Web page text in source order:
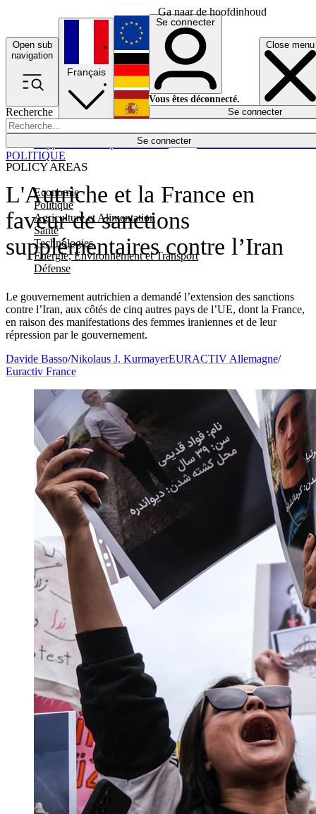
Ga naar de hoofdinhoud
Open sub
navigation
Close menu
Recherche
Se connecter
POLICY AREAS
Economie
Politique
Agriculture et Alimentation
Santé
Technologies
Energie, Environnement et Transport
Défense
Économie
Français
English
Deutsch
Español
Se connecter
Vous êtes déconnecté.
Se connecter
L'Autriche et la France en
faveur de sanctions
supplémentaires contre l’Iran
Le gouvernement autrichien a demandé l’extension des sanctions
contre l’Iran, aux côtés de cinq autres pays de l’UE, dont la France,
en raison des manifestations des femmes iraniennes et de leur
répression par le gouvernement.
POLITIQUE
Davide Basso/Nikolaus J. KurmayerEURACTIV Allemagne/
Euractiv France